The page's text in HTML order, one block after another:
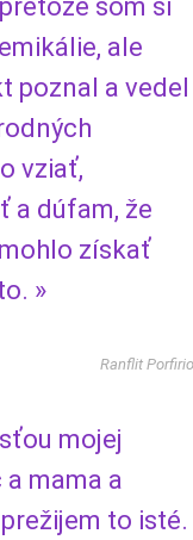
som si
ale
poznal a vedel
vziať,
a dúfam, že
získať
»
Ranflit Porfirio
mojej
mama a
to isté.